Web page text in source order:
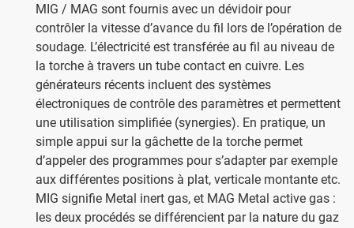
MIG / MAG sont fournis avec un dévidoir pour
contrôler la vitesse d’avance du fil lors de l’opération de
soudage. L’électricité est transférée au fil au niveau de
la torche à travers un tube contact en cuivre. Les
générateurs récents incluent des systèmes
électroniques de contrôle des paramètres et permettent
une utilisation simplifiée (synergies). En pratique, un
simple appui sur la gâchette de la torche permet
d’appeler des programmes pour s’adapter par exemple
aux différentes positions à plat, verticale montante etc.
MIG signifie Metal inert gas, et MAG Metal active gas :
les deux procédés se différencient par la nature du gaz